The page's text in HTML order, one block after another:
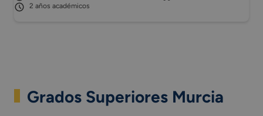
2 años académicos
Grados Superiores Murcia